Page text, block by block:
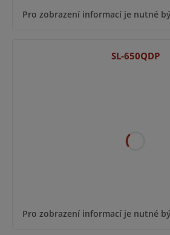
Pro zobrazení informací je nutné
SL-650QDP
Pro zobrazení informací je nutné